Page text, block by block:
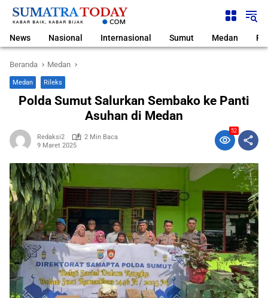
Langsung
News Nasional Internasional Sumut Medan
Beranda Medan
Medan Rileks
Polda Sumut Salurkan Sembako ke Panti
Asuhan di Medan
Redaksi2
2 Min Baca
9 Maret 2025
52